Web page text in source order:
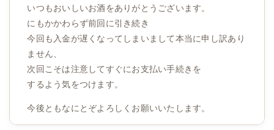
いつもおいしいお酒をありがとうございます。
にもかかわらず前回に引き続き
今回も入金が遅くなってしまいまして本当に申し訳あり
ません、
次回こそは注意してすぐにお支払い手続きを
するよう気をつけます。
今後ともなにとぞよろしくお願いいたします。